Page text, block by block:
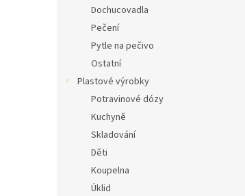
Dochucovadla
Pečení
Pytle na pečivo
Ostatní
Plastové výrobky
Potravinové dózy
Kuchyně
Skladování
Děti
Koupelna
Úklid